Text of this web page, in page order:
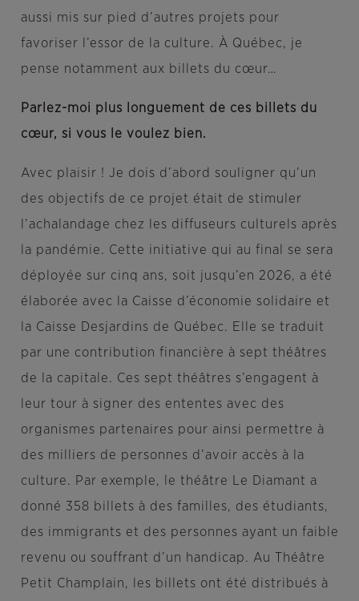
aussi mis sur pied d’autres projets pour
favoriser l’essor de la culture. À Québec, je
pense notamment aux billets du cœur…
Parlez-moi plus longuement de ces billets du
cœur, si vous le voulez bien.
Avec plaisir ! Je dois d’abord souligner qu’un
des objectifs de ce projet était de stimuler
l’achalandage chez les diffuseurs culturels après
la pandémie. Cette initiative qui au final se sera
déployée sur cinq ans, soit jusqu’en 2026, a été
élaborée avec la Caisse d’économie solidaire et
la Caisse Desjardins de Québec. Elle se traduit
par une contribution financière à sept théâtres
de la capitale. Ces sept théâtres s’engagent à
leur tour à signer des ententes avec des
organismes partenaires pour ainsi permettre à
des milliers de personnes d’avoir accès à la
culture. Par exemple, le théâtre Le Diamant a
donné 358 billets à des familles, des étudiants,
des immigrants et des personnes ayant un faible
revenu ou souffrant d’un handicap. Au Théâtre
Petit Champlain, les billets ont été distribués à